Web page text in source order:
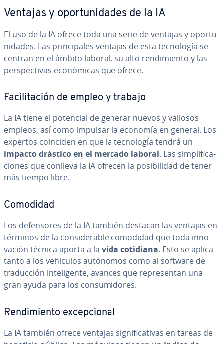
Ventajas y opo­r­tu­ni­da­des de la IA
El uso de la IA ofrece toda una serie de ventajas y opo­r­tu­
ni­da­des. Las pri­n­ci­pa­les ventajas de esta te­c­no­lo­gía se
centran en el ámbito laboral, su alto re­n­di­mie­n­to y las
pe­r­s­pe­c­ti­vas eco­nó­mi­cas que ofrece.
Fa­ci­li­ta­ción de empleo y trabajo
La IA tiene el potencial de generar nuevos y valiosos
empleos, así como impulsar la economía en general. Los
expertos coinciden en que la te­c­no­lo­gía tendrá un
impacto drástico en el mercado laboral. Las si­m­pli­fi­ca­
cio­nes que conlleva la IA ofrecen la po­si­bi­li­dad de tener
más tiempo libre.
Comodidad
Los de­fe­n­so­res de la IA también destacan las ventajas en
términos de la co­n­si­de­ra­ble comodidad que toda in­no­
va­ción técnica aporta a la vida cotidiana. Esto se aplica
tanto a los vehículos autónomos como al software de
tra­du­c­ción in­te­li­ge­n­te, avances que re­pre­se­n­tan una
gran ayuda para los co­n­su­mi­do­res.
Re­n­di­mie­n­to ex­ce­p­cio­nal
La IA también ofrece ventajas si­g­ni­fi­ca­ti­vas en tareas de